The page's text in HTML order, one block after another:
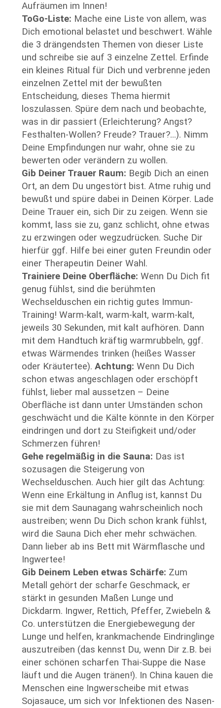
Aufräumen im Innen!
ToGo-Liste: Mache eine Liste von allem, was
Dich emotional belastet und beschwert. Wähle
die 3 drängendsten Themen von dieser Liste
und schreibe sie auf 3 einzelne Zettel. Erfinde
ein kleines Ritual für Dich und verbrenne jeden
einzelnen Zettel mit der bewußten
Entscheidung, dieses Thema hiermit
loszulassen. Spüre dem nach und beobachte,
was in dir passiert (Erleichterung? Angst?
Festhalten-Wollen? Freude? Trauer?...). Nimm
Deine Empfindungen nur wahr, ohne sie zu
bewerten oder verändern zu wollen.
Gib Deiner Trauer Raum: Begib Dich an einen
Ort, an dem Du ungestört bist. Atme ruhig und
bewußt und spüre dabei in Deinen Körper. Lade
Deine Trauer ein, sich Dir zu zeigen. Wenn sie
kommt, lass sie zu, ganz schlicht, ohne etwas
zu erzwingen oder wegzudrücken. Suche Dir
hierfür ggf. Hilfe bei einer guten Freundin oder
einer Therapeutin Deiner Wahl.
Trainiere Deine Oberfläche: Wenn Du Dich fit
genug fühlst, sind die berühmten
Wechselduschen ein richtig gutes Immun-
Training! Warm-kalt, warm-kalt, warm-kalt,
jeweils 30 Sekunden, mit kalt aufhören. Dann
mit dem Handtuch kräftig warmrubbeln, ggf.
etwas Wärmendes trinken (heißes Wasser
oder Kräutertee). Achtung: Wenn Du Dich
schon etwas angeschlagen oder erschöpft
fühlst, lieber mal aussetzen – Deine
Oberfläche ist dann unter Umständen schon
geschwächt und die Kälte könnte in den Körper
eindringen und dort zu Steifigkeit und/oder
Schmerzen führen!
Gehe regelmäßig in die Sauna: Das ist
sozusagen die Steigerung von
Wechselduschen. Auch hier gilt das Achtung:
Wenn eine Erkältung in Anflug ist, kannst Du
sie mit dem Saunagang wahrscheinlich noch
austreiben; wenn Du Dich schon krank fühlst,
wird die Sauna Dich eher mehr schwächen.
Dann lieber ab ins Bett mit Wärmflasche und
Ingwertee!
Gib Deinem Leben etwas Schärfe: Zum
Metall gehört der scharfe Geschmack, er
stärkt in gesunden Maßen Lunge und
Dickdarm. Ingwer, Rettich, Pfeffer, Zwiebeln &
Co. unterstützen die Energiebewegung der
Lunge und helfen, krankmachende Eindringlinge
auszutreiben (das kennst Du, wenn Dir z.B. bei
einer schönen scharfen Thai-Suppe die Nase
läuft und die Augen tränen!). In China kauen die
Menschen eine Ingwerscheibe mit etwas
Sojasauce, um sich vor Infektionen des Nasen-